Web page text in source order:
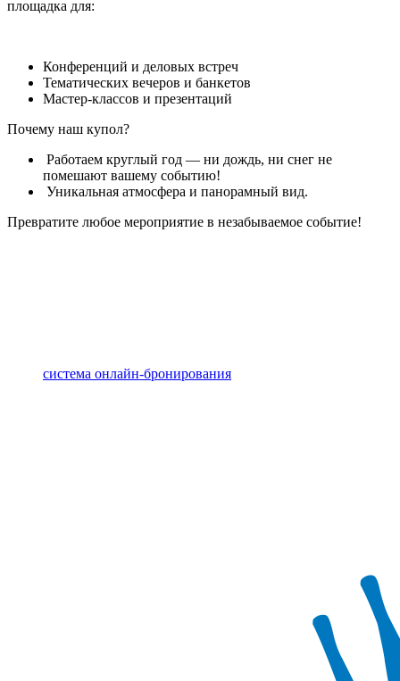
площадка для:
Конференций и деловых встреч
Тематических вечеров и банкетов
Мастер-классов и презентаций
Почему наш купол?
Работаем круглый год — ни дождь, ни снег не
помешают вашему событию!
Уникальная атмосфера и панорамный вид.
Превратите любое мероприятие в незабываемое событие!
система онлайн-бронирования